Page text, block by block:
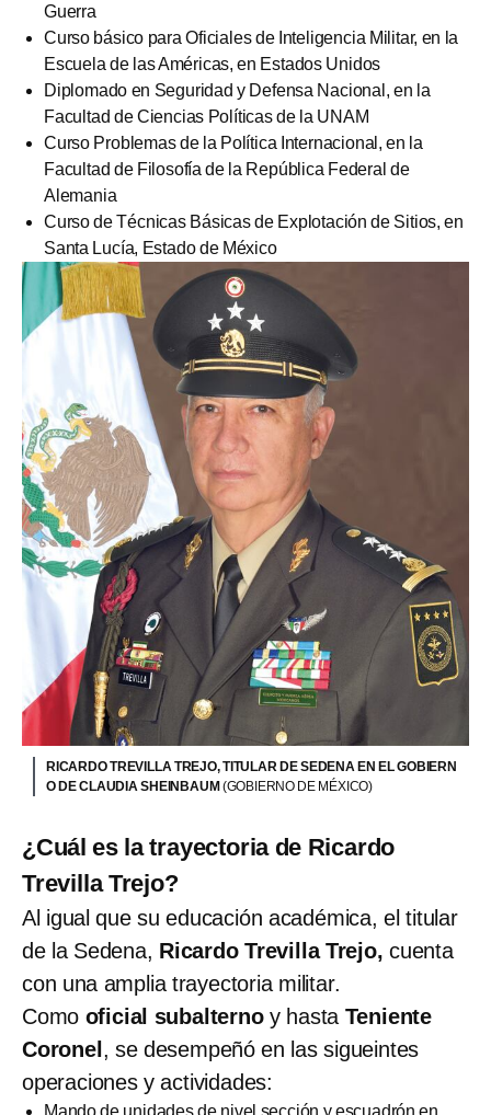
Guerra
Curso básico para Oficiales de Inteligencia Militar, en la
Escuela de las Américas, en Estados Unidos
Diplomado en Seguridad y Defensa Nacional, en la
Facultad de Ciencias Políticas de la UNAM
Curso Problemas de la Política Internacional, en la
Facultad de Filosofía de la República Federal de
Alemania
Curso de Técnicas Básicas de Explotación de Sitios, en
Santa Lucía, Estado de México
RICARDO TREVILLA TREJO, TITULAR DE SEDENA EN EL GOBIERN
O DE CLAUDIA SHEINBAUM (GOBIERNO DE MÉXICO)
¿Cuál es la trayectoria de Ricardo
Trevilla Trejo?
Al igual que su educación académica, el titular
de la Sedena, Ricardo Trevilla Trejo, cuenta
con una amplia trayectoria militar.
Como oficial subalternoy hasta Teniente
Coronel , se desempeñó en las sigueintes
operaciones y actividades:
Mando de unidades de nivel sección y escuadrón en